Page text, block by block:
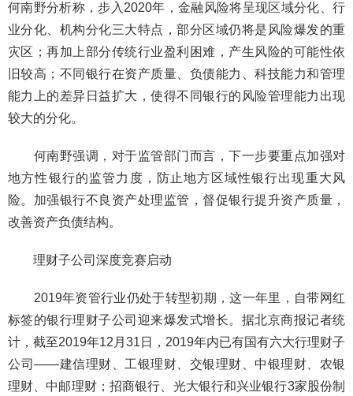
何南野分析称，步入2020年，金融风险将呈现区域分化、行
业分化、机构分化三大特点，部分区域仍将是风险爆发的重
灾区；再加上部分传统行业盈利困难，产生风险的可能性依
旧较高；不同银行在资产质量、负债能力、科技能力和管理
能力上的差异日益扩大，使得不同银行的风险管理能力出现
较大的分化。
何南野强调，对于监管部门而言，下一步要重点加强对
地方性银行的监管力度，防止地方区域性银行出现重大风
险。加强银行不良资产处理监管，督促银行提升资产质量，
改善资产负债结构。
理财子公司深度竞赛启动
2019年资管行业仍处于转型初期，这一年里，自带网红
标签的银行理财子公司迎来爆发式增长。据北京商报记者统
计，截至2019年12月31日，2019年内已有国有六大行理财子
公司——建信理财、工银理财、交银理财、中银理财、农银
理财、中邮理财；招商银行、光大银行和兴业银行3家股份制